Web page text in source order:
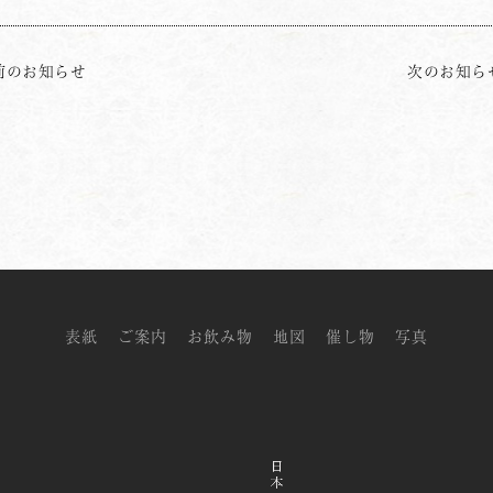
のお知らせ 次のお知ら
表紙 ご案内 お飲み物 地図 催し物 写真